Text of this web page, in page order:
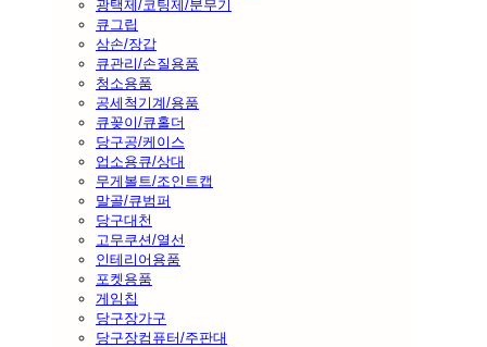
광택제/코팅제/분무기
큐그립
삼손/장갑
큐관리/손질용품
청소용품
공세척기계/용품
큐꽂이/큐홀더
당구공/케이스
업소용큐/상대
무게볼트/조인트캡
말골/큐범퍼
당구대천
고무쿠션/열선
인테리어용품
포켓용품
게임칩
당구장가구
당구장컴퓨터/주판대